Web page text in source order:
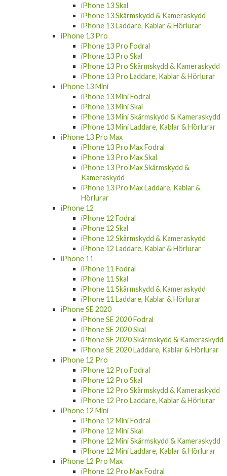
iPhone 13 Skal
iPhone 13 Skärmskydd & Kameraskydd
iPhone 13 Laddare, Kablar & Hörlurar
iPhone 13 Pro
iPhone 13 Pro Fodral
iPhone 13 Pro Skal
iPhone 13 Pro Skärmskydd & Kameraskydd
iPhone 13 Pro Laddare, Kablar & Hörlurar
iPhone 13 Mini
iPhone 13 Mini Fodral
iPhone 13 Mini Skal
iPhone 13 Mini Skärmskydd & Kameraskydd
iPhone 13 Mini Laddare, Kablar & Hörlurar
iPhone 13 Pro Max
iPhone 13 Pro Max Fodral
iPhone 13 Pro Max Skal
iPhone 13 Pro Max Skärmskydd &
Kameraskydd
iPhone 13 Pro Max Laddare, Kablar &
Hörlurar
iPhone 12
iPhone 12 Fodral
iPhone 12 Skal
iPhone 12 Skärmskydd & Kameraskydd
iPhone 12 Laddare, Kablar & Hörlurar
iPhone 11
iPhone 11 Fodral
iPhone 11 Skal
iPhone 11 Skärmskydd & Kameraskydd
iPhone 11 Laddare, Kablar & Hörlurar
iPhone SE 2020
iPhone SE 2020 Fodral
iPhone SE 2020 Skal
iPhone SE 2020 Skärmskydd & Kameraskydd
iPhone SE 2020 Laddare, Kablar & Hörlurar
iPhone 12 Pro
iPhone 12 Pro Fodral
iPhone 12 Pro Skal
iPhone 12 Pro Skärmskydd & Kameraskydd
iPhone 12 Pro Laddare, Kablar & Hörlurar
iPhone 12 Mini
iPhone 12 Mini Fodral
iPhone 12 Mini Skal
iPhone 12 Mini Skärmskydd & Kameraskydd
iPhone 12 Mini Laddare, Kablar & Hörlurar
iPhone 12 Pro Max
iPhone 12 Pro Max Fodral